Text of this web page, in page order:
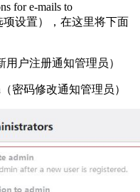
for e-mails to
项设置），在这里将下面
用户注册通知管理员）
（密码修改通知管理员）